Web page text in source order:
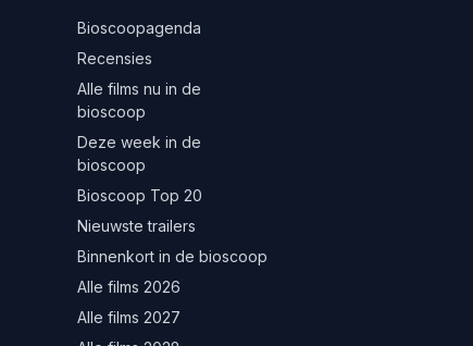
Bioscoopagenda
Recensies
Alle films nu in de
bioscoop
Deze week in de
bioscoop
Bioscoop Top 20
Nieuwste trailers
Binnenkort in de bioscoop
Alle films 2026
Alle films 2027